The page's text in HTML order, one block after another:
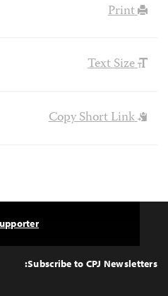
Print
Text Size
Copy Short Link
Top
Subscribe to CPJ Newsletters: